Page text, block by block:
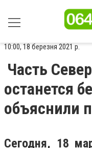
10:00, 18 березня 2021 р.
Часть
останется
объяснили
Сегодня, 18